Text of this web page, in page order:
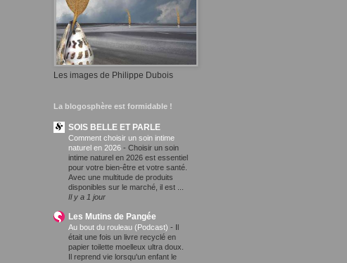
Les images de Philippe Dubois
La blogosphère est formidable !
SOIS BELLE ET PARLE
Comment choisir un soin intime
naturel en 2026 - Choisir un soin
intime naturel en 2026 est essentiel
pour votre bien-être et votre santé.
Avec une multitude de produits
disponibles sur le marché, il est ...
Il y a 1 jour
Les Mutins de Pangée
Au bout du rouleau (Podcast) - Il
était une fois un livre recyclé en
papier toilette moelleux ultra doux.
Il reprend vie lorsqu'un enfant le